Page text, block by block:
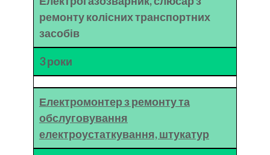
ремонту колісних транспортних
засобів
3 роки
Електромонтер з ремонту та
обслуговування
електроустаткування, штукатур